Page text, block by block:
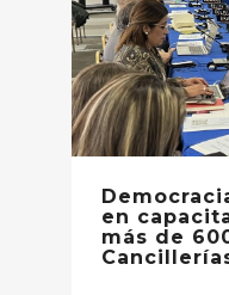
en
más de